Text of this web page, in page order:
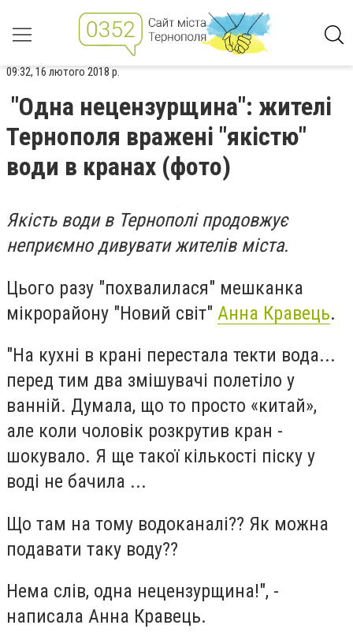
09:32, 16 лютого 2018 р.
"Одна нецензурщина": жителі
Тернополя вражені "якістю"
води в кранах (фото)
Якість води в Тернополі продовжує
неприємно дивувати жителів міста.
Цього разу "похвалилася" мешканка
мікрорайону "Новий світ" Анна Кравець.
"На кухні в крані перестала текти вода...
перед тим два змішувачі полетіло у
ванній. Думала, що то просто «китай»,
але коли чоловік розкрутив кран -
шокувало. Я ще такої кількості піску у
воді не бачила ...
Що там на тому водоканалі?? Як можна
подавати таку воду??
Нема слів, одна нецензурщина!", -
написала Анна Кравець.